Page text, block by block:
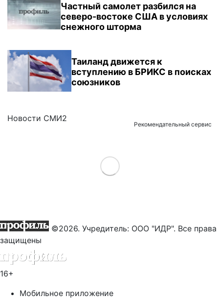
Частный самолет разбился на
северо-востоке США в условиях
снежного шторма
Таиланд движется к
вступлению в БРИКС в поисках
союзников
Новости СМИ2
Рекомендательный сервис
Load More
©2026. Учредитель: ООО "ИДР". Все права
защищены
16+
Мобильное приложение